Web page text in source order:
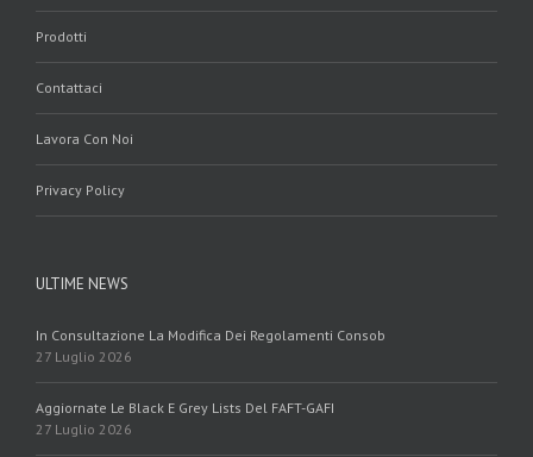
Prodotti
Contattaci
Lavora Con Noi
Privacy Policy
ULTIME NEWS
In Consultazione La Modifica Dei Regolamenti Consob
27 Luglio 2026
Aggiornate Le Black E Grey Lists Del FAFT-GAFI
27 Luglio 2026